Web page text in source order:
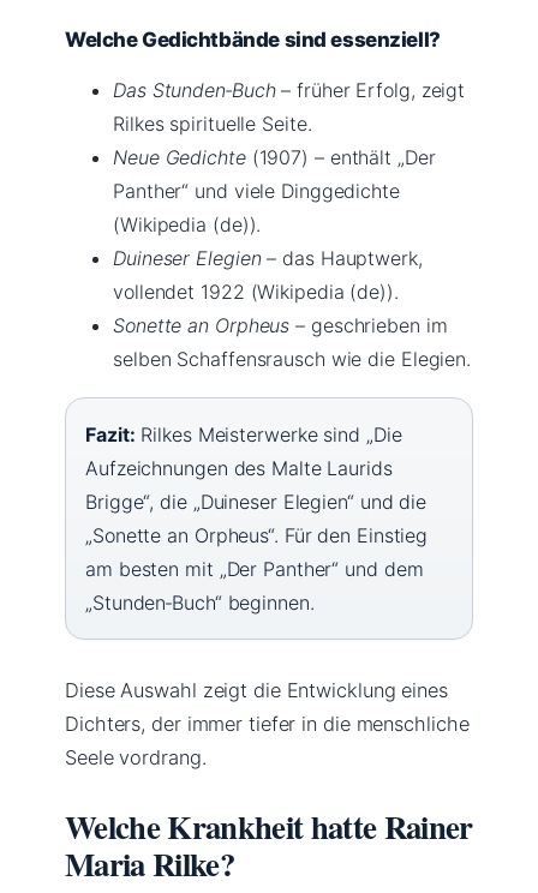
Welche Gedichtbände sind essenziell?
Das Stunden‑Buch– früher Erfolg, zeigt
Rilkes spirituelle Seite.
Neue Gedichte(1907) – enthält „Der
Panther“ und viele Dinggedichte
(Wikipedia (de)).
Duineser Elegien– das Hauptwerk,
vollendet 1922 (Wikipedia (de)).
Sonette an Orpheus – geschrieben im
selben Schaffensrausch wie die Elegien.
Fazit: Rilkes Meisterwerke sind „Die
Aufzeichnungen des Malte Laurids
Brigge“, die „Duineser Elegien“ und die
„Sonette an Orpheus“. Für den Einstieg
am besten mit „Der Panther“ und dem
„Stunden‑Buch“ beginnen.
Diese Auswahl zeigt die Entwicklung eines
Dichters, der immer tiefer in die menschliche
Seele vordrang.
Welche Krankheit hatte Rainer
Maria Rilke?